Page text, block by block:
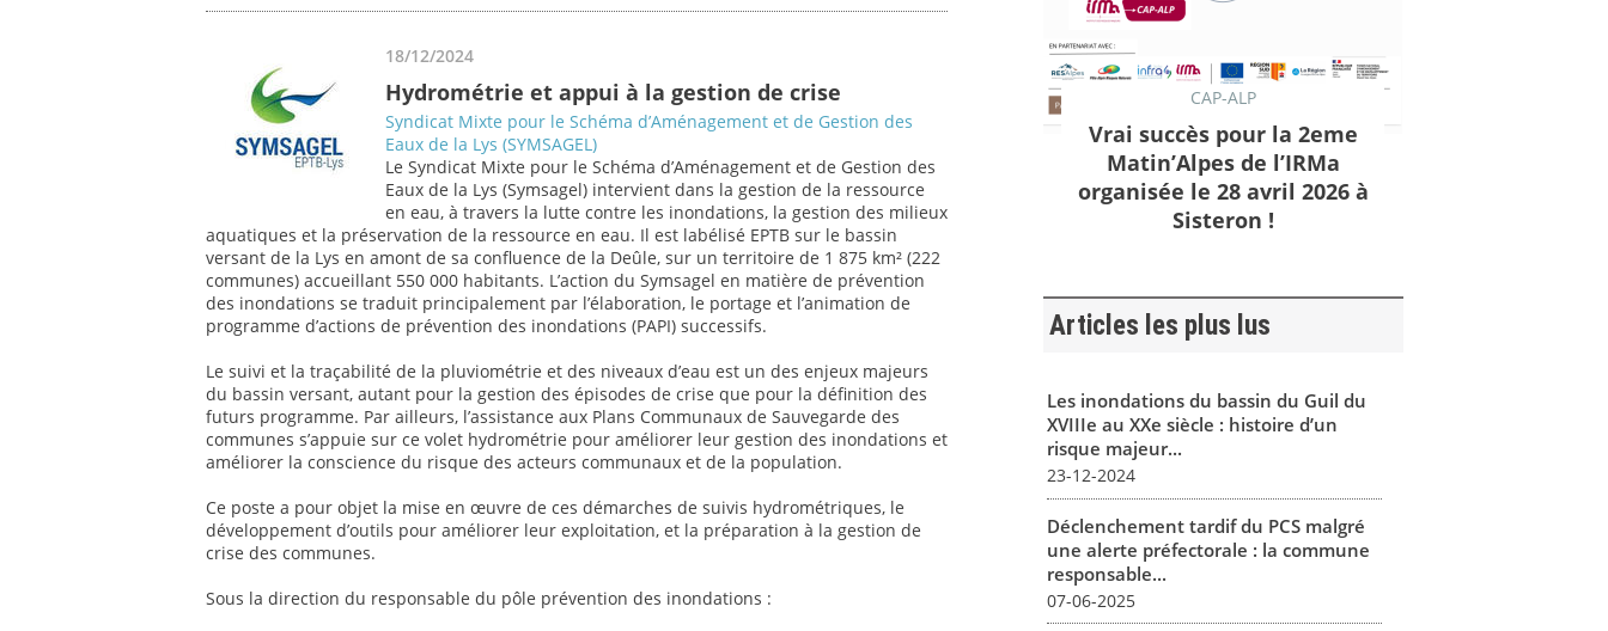
18/12/2024
Hydrométrie et appui à la gestion de crise
Syndicat Mixte pour le Schéma d’Aménagement et de Gestion des
Eaux de la Lys (SYMSAGEL)
Le Syndicat Mixte pour le Schéma d’Aménagement et de Gestion des
Eaux de la Lys (Symsagel) intervient dans la gestion de la ressource
en eau, à travers la lutte contre les inondations, la gestion des milieux
aquatiques et la préservation de la ressource en eau. Il est labélisé EPTB sur le bassin
versant de la Lys en amont de sa confluence de la Deûle, sur un territoire de 1 875 km² (222
communes) accueillant 550 000 habitants. L’action du Symsagel en matière de prévention
des inondations se traduit principalement par l’élaboration, le portage et l’animation de
programme d’actions de prévention des inondations (PAPI) successifs.
Le suivi et la traçabilité de la pluviométrie et des niveaux d’eau est un des enjeux majeurs
du bassin versant, autant pour la gestion des épisodes de crise que pour la définition des
futurs programme. Par ailleurs, l’assistance aux Plans Communaux de Sauvegarde des
communes s’appuie sur ce volet hydrométrie pour améliorer leur gestion des inondations et
améliorer la conscience du risque des acteurs communaux et de la population.
Ce poste a pour objet la mise en œuvre de ces démarches de suivis hydrométriques, le
développement d’outils pour améliorer leur exploitation, et la préparation à la gestion de
crise des communes.
Sous la direction du responsable du pôle prévention des inondations :
CAP-ALP
Vrai succès pour la 2eme
Matin’Alpes de l’IRMa
organisée le 28 avril 2026 à
Sisteron !
Articles les plus lus
Les inondations du bassin du Guil du
XVIIIe au XXe siècle : histoire d’un
risque majeur...
23-12-2024
Déclenchement tardif du PCS malgré
une alerte préfectorale : la commune
responsable...
07-06-2025